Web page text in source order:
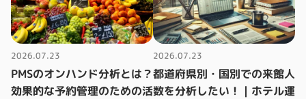
2026.07.23
PMSのオンハンド分析とは？
効果的な予約管理のための活
2026.07.23
都道府県別・国別での来館人
数を分析したい！｜ホテル運